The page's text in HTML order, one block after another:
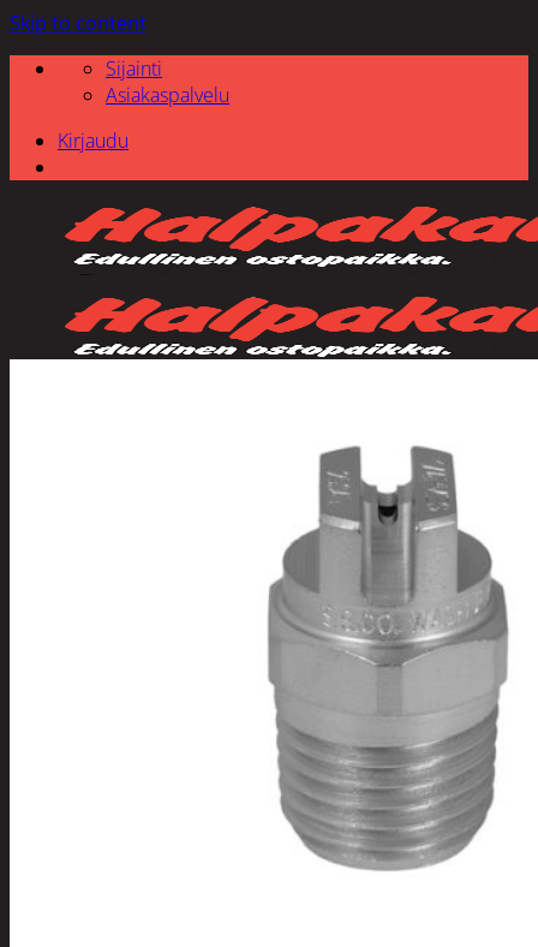
Skip to content
Sijainti
Asiakaspalvelu
Kirjaudu
Poistotuotteet
Kausituotteet
Joulu
Joulu- ja kausivalot
Kyntteliköt
Valoketjut ja
kuusenvalot
Joulukoristeet
Kranssit ja